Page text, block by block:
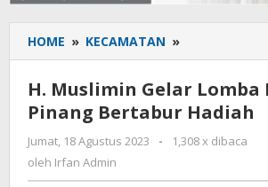
HOME » KECAMATAN »
Muslimin
Lomba
Panjat
Pinang
H. Muslimin Gelar Lomba
Pinang Bertabur Hadiah
Jumat, 18 Agustus 2023
oleh
-
1,308 x dibaca
oleh Irfan Admin